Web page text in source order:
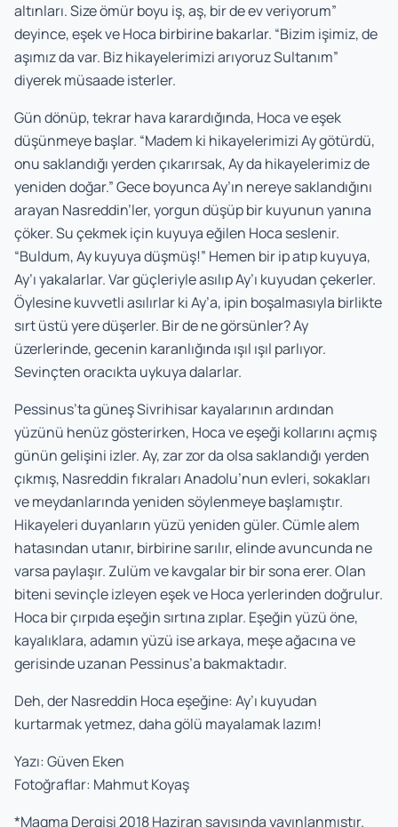
altınları. Size ömür boyu iş, aş, bir de ev veriyorum”
deyince, eşek ve Hoca birbirine bakarlar. “Bizim işimiz, de
aşımız da var. Biz hikayelerimizi arıyoruz Sultanım”
diyerek müsaade isterler.
Gün dönüp, tekrar hava karardığında, Hoca ve eşek
düşünmeye başlar. “Madem ki hikayelerimizi Ay götürdü,
onu saklandığı yerden çıkarırsak, Ay da hikayelerimiz de
yeniden doğar.” Gece boyunca Ay’ın nereye saklandığını
arayan Nasreddin’ler, yorgun düşüp bir kuyunun yanına
çöker. Su çekmek için kuyuya eğilen Hoca seslenir.
“Buldum, Ay kuyuya düşmüş!” Hemen bir ip atıp kuyuya,
Ay’ı yakalarlar. Var güçleriyle asılıp Ay’ı kuyudan çekerler.
Öylesine kuvvetli asılırlar ki Ay’a, ipin boşalmasıyla birlikte
sırt üstü yere düşerler. Bir de ne görsünler? Ay
üzerlerinde, gecenin karanlığında ışıl ışıl parlıyor.
Sevinçten oracıkta uykuya dalarlar.
Pessinus’ta güneş Sivrihisar kayalarının ardından
yüzünü henüz gösterirken, Hoca ve eşeği kollarını açmış
günün gelişini izler. Ay, zar zor da olsa saklandığı yerden
çıkmış, Nasreddin fıkraları Anadolu’nun evleri, sokakları
ve meydanlarında yeniden söylenmeye başlamıştır.
Hikayeleri duyanların yüzü yeniden güler. Cümle alem
hatasından utanır, birbirine sarılır, elinde avuncunda ne
varsa paylaşır. Zulüm ve kavgalar bir bir sona erer. Olan
biteni sevinçle izleyen eşek ve Hoca yerlerinden doğrulur.
Hoca bir çırpıda eşeğin sırtına zıplar. Eşeğin yüzü öne,
kayalıklara, adamın yüzü ise arkaya, meşe ağacına ve
gerisinde uzanan Pessinus’a bakmaktadır.
Deh, der Nasreddin Hoca eşeğine: Ay’ı kuyudan
kurtarmak yetmez, daha gölü mayalamak lazım!
Yazı: Güven Eken
Fotoğraflar: Mahmut Koyaş
*Magma Dergisi 2018 Haziran sayısında yayınlanmıştır.